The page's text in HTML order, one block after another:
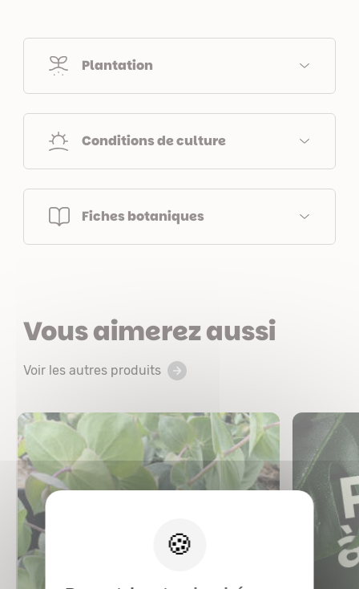
Plantation
Conditions de culture
Fiches botaniques
Vous aimerez aussi
Voir les autres produits